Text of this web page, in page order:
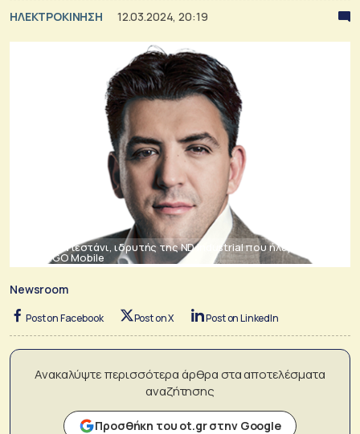
ΗΛΕΚΤΡΟΚΙΝΗΣΗ 12.03.2024, 20:19
Ο Ναζίφ Ντεστάνι, ιδρυτής της ND Industrial που ήλεγχε την
Next e.GO Mobile
Newsroom
Post on Facebook Post on X Post on LinkedIn
Ανακαλύψτε περισσότερα άρθρα στα αποτελέσματα
αναζήτησης
Προσθήκη του ot.gr στην Google